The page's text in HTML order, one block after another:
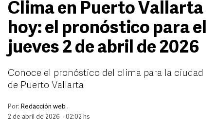
Clima en Puerto Vallarta
hoy: el pronóstico para el
jueves 2 de abril de 2026
Conoce el pronóstico del clima para la ciudad
de Puerto Vallarta
Por: Redacción web .
2 de abril de 2026 - 02:02 hs